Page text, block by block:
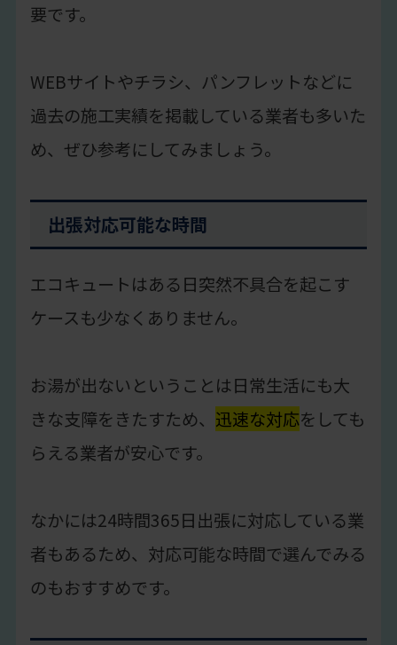
要です。
WEBサイトやチラシ、パンフレットなどに
過去の施工実績を掲載している業者も多いた
め、ぜひ参考にしてみましょう。
出張対応可能な時間
エコキュートはある日突然不具合を起こす
ケースも少なくありません。
お湯が出ないということは日常生活にも大
きな支障をきたすため、 迅速な対応をしても
らえる業者が安心です。
なかには24時間365日出張に対応している業
者もあるため、対応可能な時間で選んでみる
のもおすすめです。